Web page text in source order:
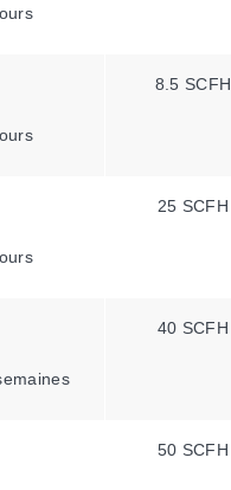
8.5 SCFH
25 SCFH
40 SCFH
50 SCFH